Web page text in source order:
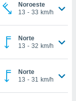
Noroeste
13 - 33 km/h
Norte
13 - 32 km/h
Norte
13 - 31 km/h